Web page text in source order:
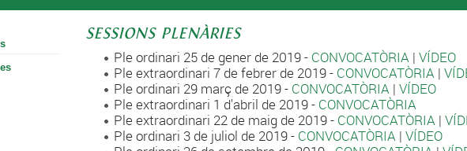
SESSIONS PLENÀRIES
Ple ordinari 25 de gener de 2019 - CONVOCATÒRIA | VÍDEO
Ple extraordinari 7 de febrer de 2019 - CONVOCATÒRIA |
Ple ordinari 29 març de 2019 - CONVOCATÒRIA | VÍDEO
Ple extraordinari 1 d'abril de 2019 - CONVOCATÒRIA
Ple extraordinari 22 de maig de 2019 - CONVOCATÒRIA |
Ple ordinari 3 de juliol de 2019 - CONVOCATÒRIA | VÍDEO